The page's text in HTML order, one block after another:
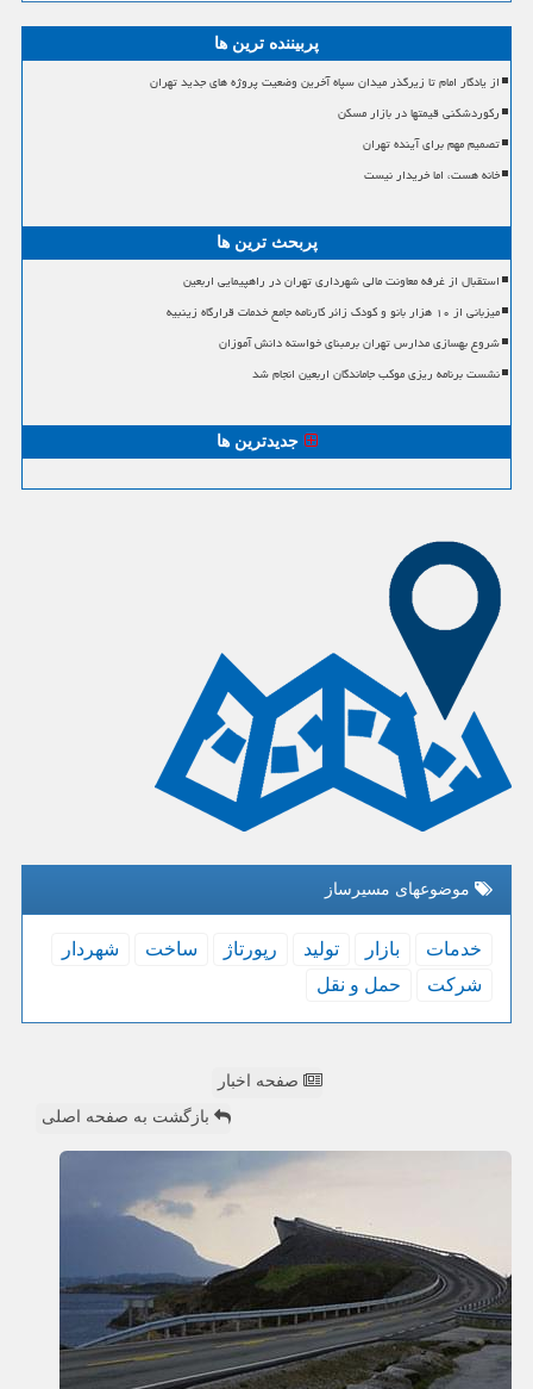
پربیننده ترین ها
از یادگار امام تا زیرگذر میدان سپاه آخرین وضعیت پروژه های جدید تهران
رکوردشکنی قیمتها در بازار مسکن
تصمیم مهم برای آینده تهران
خانه هست، اما خریدار نیست
پربحث ترین ها
استقبال از غرفه معاونت مالی شهرداری تهران در راهپیمایی اربعین
میزبانی از ۱۰ هزار بانو و کودک زائر کارنامه جامع خدمات قرارگاه زینبیه
شروع بهسازی مدارس تهران برمبنای خواسته دانش آموزان
نشست برنامه ریزی موکب جاماندگان اربعین انجام شد
جدیدترین ها
موضوعهای مسیرساز
خدمات بازار تولید رپورتاژ ساخت
شهردار
شركت
حمل و نقل
صفحه اخبار
بازگشت به صفحه اصلی